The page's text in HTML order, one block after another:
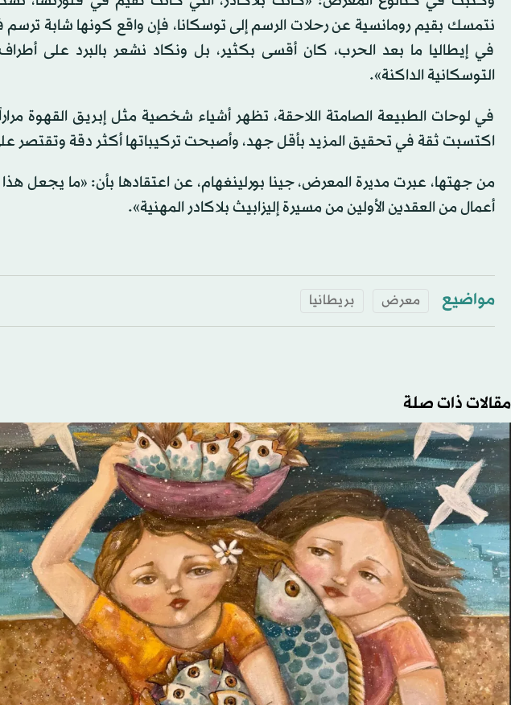
نتمسك بقيم رومانسية عن رحلات الرسم إلى توسكانا، فإن واقع كونها شابة ترسم
في إيطاليا ما بعد الحرب، كان أقسى بكثير، بل ونكاد نشعر بالبرد على
التوسكانية الداكنة».
في لوحات الطبيعة الصامتة اللاحقة، تظهر أشياء شخصية مثل إبريق القهوة مراراً
اكتسبت ثقة في تحقيق المزيد بأقل جهد، وأصبحت تركيباتها أكثر دقة وتقتصر
من جهتها، عبرت مديرة المعرض، جينا بورلينغهام، عن اعتقادها بأن: «ما يجعل
أعمال من العقدين الأولين من مسيرة إليزابيث بلاكادر المهنية».
مواضيع معرض بريطانيا
مقالات ذات صلة